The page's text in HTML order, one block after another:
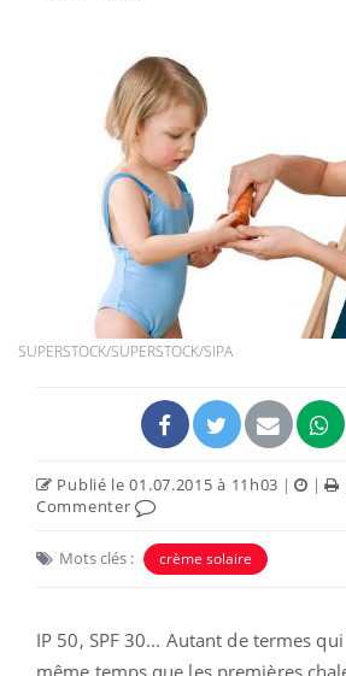
SUPERSTOCK/SUPERSTOCK/SIPA
Publié le 01.07.2015 à 11h03 | |
Commenter
Mots clés : crème solaire
IP 50, SPF 30... Autant de termes
même temps que les premières